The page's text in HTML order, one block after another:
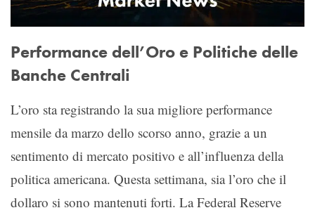
Performance dell’Oro e Politiche delle
Banche Centrali
L’oro sta registrando la sua migliore performance
mensile da marzo dello scorso anno, grazie a un
sentimento di mercato positivo e all’influenza della
politica americana. Questa settimana, sia l’oro che il
dollaro si sono mantenuti forti. La Federal Reserve